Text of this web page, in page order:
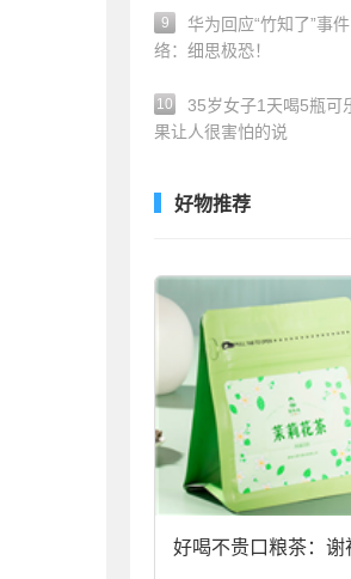
9
华为回应“竹知了”事
络：细思极恐！
10
35岁女子1天喝5瓶可
果让人很害怕的说
好物推荐
好喝不贵口粮茶：谢